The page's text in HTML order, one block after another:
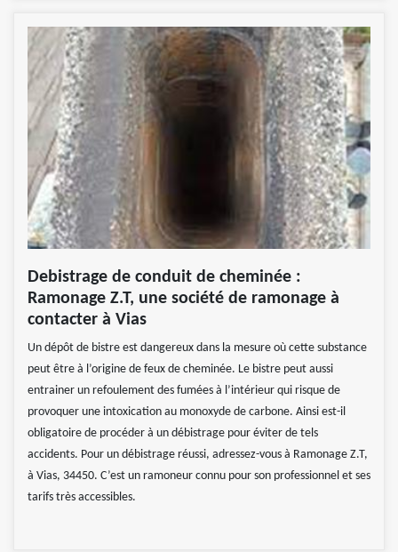
Debistrage de conduit de cheminée :
Ramonage Z.T, une société de ramonage à
contacter à Vias
Un dépôt de bistre est dangereux dans la mesure où cette substance
peut être à l’origine de feux de cheminée. Le bistre peut aussi
entrainer un refoulement des fumées à l’intérieur qui risque de
provoquer une intoxication au monoxyde de carbone. Ainsi est-il
obligatoire de procéder à un débistrage pour éviter de tels
accidents. Pour un débistrage réussi, adressez-vous à Ramonage Z.T,
à Vias, 34450. C’est un ramoneur connu pour son professionnel et ses
tarifs très accessibles.